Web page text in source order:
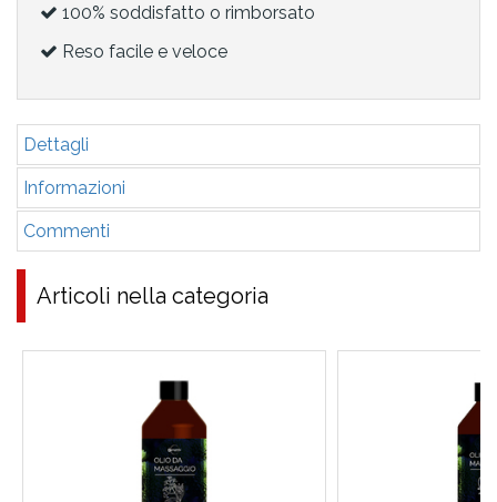
100% soddisfatto o rimborsato
Reso facile e veloce
Dettagli
Informazioni
Commenti
Articoli nella categoria